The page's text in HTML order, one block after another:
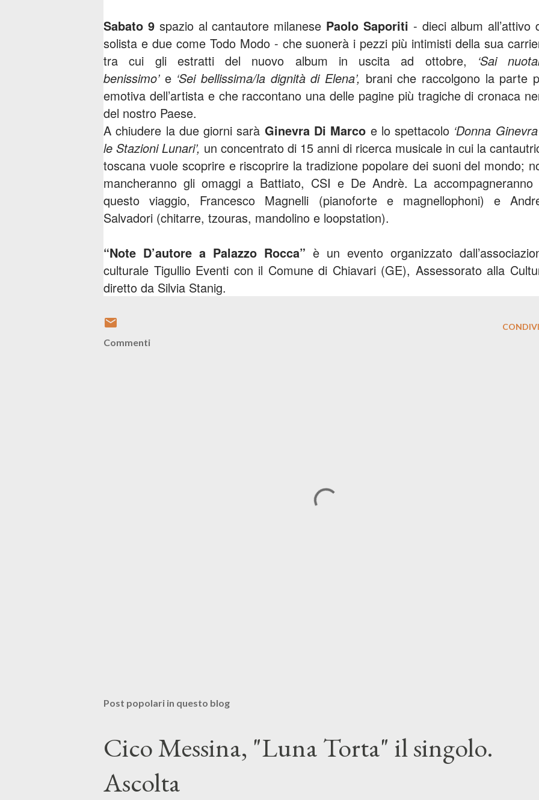
Sabato 9 spazio al cantautore milanese Paolo Saporiti - dieci album all’attivo
solista e due come Todo Modo - che suonerà i pezzi più intimisti della sua
tra cui gli estratti del nuovo album in uscita ad ottobre, ‘Sai
benissimo’ e‘Sei bellissima/la dignità di Elena’, brani che raccolgono la parte
emotiva dell’artista e che raccontano una delle pagine più tragiche di cronaca
del nostro Paese.
A chiudere la due giorni sarà Ginevra Di Marco e lo spettacolo ‘Donna
le Stazioni Lunari’, un concentrato di 15 anni di ricerca musicale in cui la
toscana vuole scoprire e riscoprire la tradizione popolare dei suoni del mondo;
mancheranno gli omaggi a Battiato, CSI e De Andrè. La accompagneranno
questo viaggio, Francesco Magnelli (pianoforte e magnellophoni) e
Salvadori (chitarre, tzouras, mandolino e loopstation).
“Note D’autore a Palazzo Rocca” è un evento organizzato
culturale Tigullio Eventi con il Comune di Chiavari (GE), Assessorato alla
diretto da Silvia Stanig.
Commenti
Post popolari in questo blog
Cico Messina, "Luna Torta" il singolo.
Ascolta